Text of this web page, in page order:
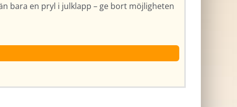
bara en pryl i julklapp – ge bort möjligheten